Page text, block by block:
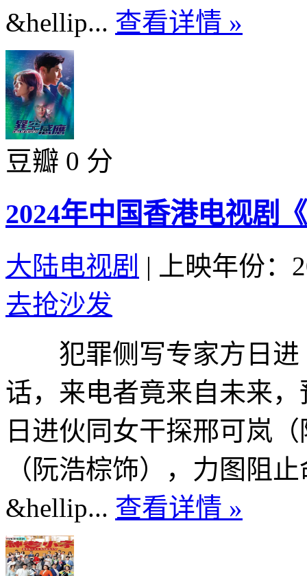
&hellip... 查看详情 »
豆瓣 0 分
2024年中国香港电视剧
大陆电视剧 |
上映年份：
去抢沙发
犯罪侧写专家方日进
话，来电者竟来自未来
日进伙同女干探邢可岚
（阮浩棕饰），力图阻
&hellip... 查看详情 »